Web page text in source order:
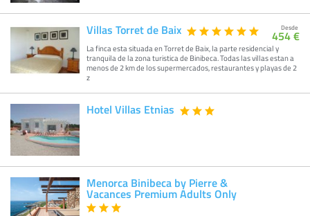
Villas Torret de Baix
La finca esta situada en Torret de Baix, la parte residencial y
tranquila de la zona turistica de Binibeca. Todas las villas estan a
menos de 2 km de los supermercados, restaurantes y playas de 2
z
Desde
454 €
Hotel Villas Etnias
Menorca Binibeca by Pierre &
Vacances Premium Adults Only